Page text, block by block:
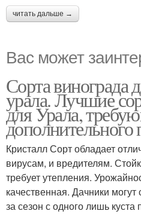
читать дальше →
Вас может
Сорта винограда
урала. Лучшие
для Урала,
дополнительного
Кристалл Сорт обладает
вирусам, и вредителям.
требует утепления.
качественная. Дачники могут
за сезон с одного лишь